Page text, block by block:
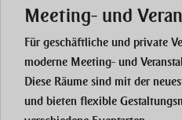
Meeting- und
Für geschäftliche und private
moderne Meeting- und
Diese Räume sind mit der
und bieten flexible